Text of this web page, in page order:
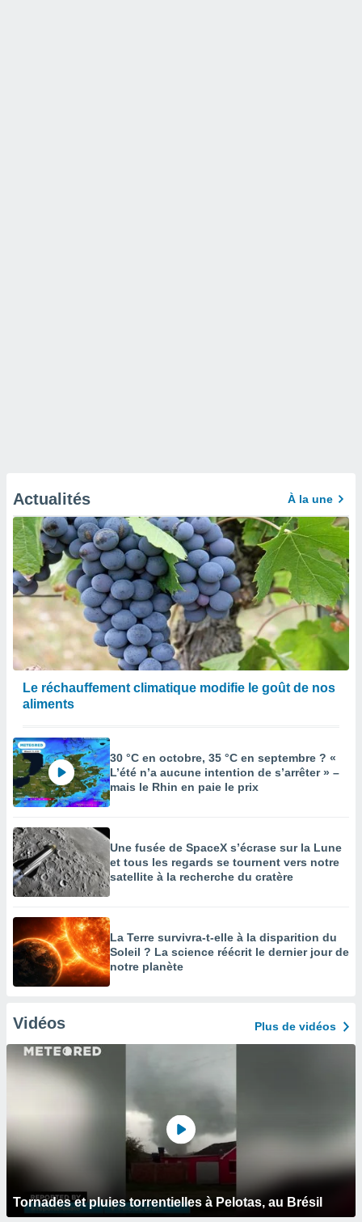
Actualités À la une
Le réchauffement climatique modifie le goût de nos
aliments
30 °C en octobre, 35 °C en septembre ? «
L’été n’a aucune intention de s’arrêter » –
mais le Rhin en paie le prix
Une fusée de SpaceX s’écrase sur la Lune
et tous les regards se tournent vers notre
satellite à la recherche du cratère
La Terre survivra-t-elle à la disparition du
Soleil ? La science réécrit le dernier jour de
notre planète
Vidéos Plus de vidéos
Tornades et pluies torrentielles à Pelotas, au Brésil